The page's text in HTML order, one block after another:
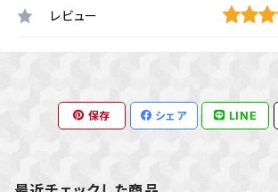
レビュー
保存 シェア LINE